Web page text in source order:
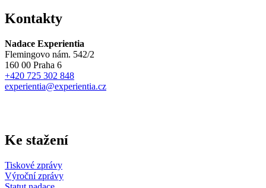
Kontakty
Nadace Experientia
Flemingovo nám. 542/2
160 00 Praha 6
+420 725 302 848
experientia@experientia.cz
Ke stažení
Tiskové zprávy
Výroční zprávy